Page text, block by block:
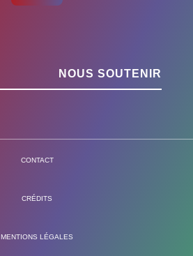
NOUS SOUTENIR
CONTACT
CRÉDITS
MENTIONS LÉGALES